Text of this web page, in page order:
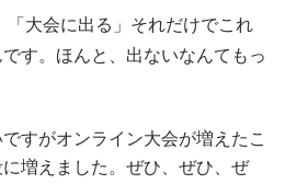
「大会に出る」それだけでこれ
す。ほんと、出ないなんてもっ
すがオンライン大会が増えたこ
増えました。ぜひ、ぜひ、ぜ